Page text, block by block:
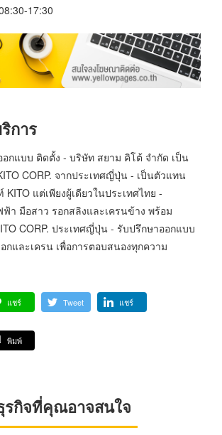
17:30
การ
กแบบ ติดตั้ง - บริษัท สยาม คิโต้ จำกัด เป็น
CORP. จากประเทศญี่ปุ่น - เป็นตัวแทน
แต่เพียงผู้เดียวในประเทศไทย -
า มือสาว รอกสลิงและเครนข้าง พร้อม
CORP. ประเทศญี่ปุ่น - รับปรึกษาออกแบบ
กและเครน เพื่อการตอบสนองทุกความ
แชร์ Tweet แชร์
พิมพ์
รกิจที่คุณอาจสนใจ